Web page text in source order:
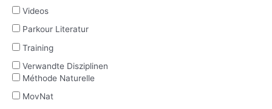
Videos
Parkour Literatur
Training
Verwandte Disziplinen
Méthode Naturelle
MovNat